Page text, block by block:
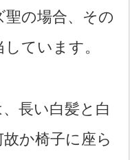
の場合、その
ています。
長い白髪と白
か椅子に座ら